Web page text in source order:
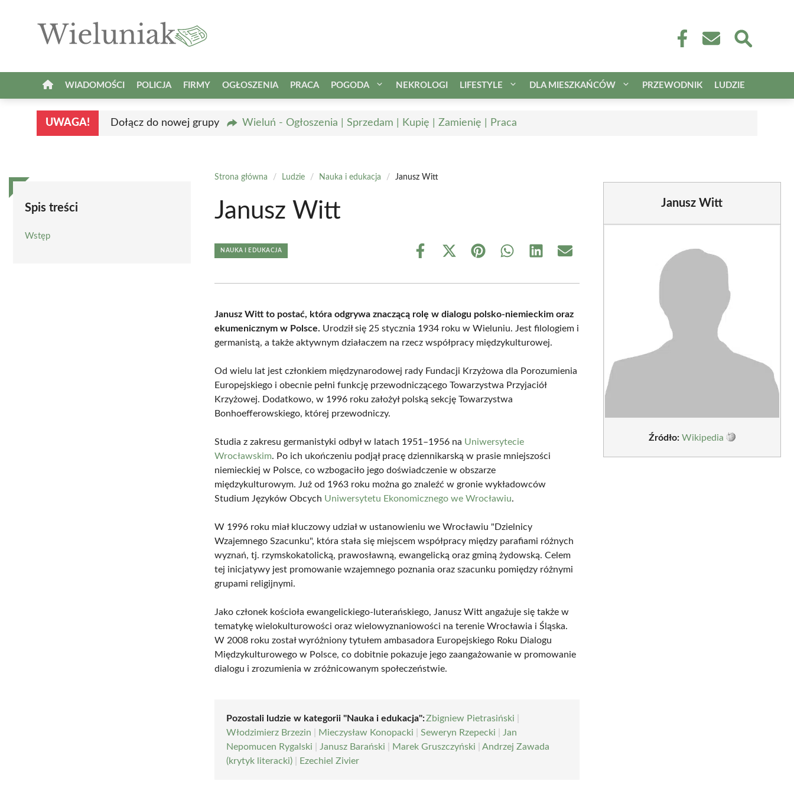
WIADOMOŚCI POLICJA FIRMY OGŁOSZENIA PRACA POGODA NEKROLOGI LIFESTYLE DLA MIESZKAŃCÓW PRZEWODNIK LUDZIE
UWAGA! Dołącz do nowej grupy Wieluń - Ogłoszenia | Sprzedam | Kupię | Zamienię | Praca
Spis treści
Wstęp
Strona główna / Ludzie / Nauka i edukacja / Janusz Witt
Janusz Witt
NAUKA I EDUKACJA
Share
Share
(Twitter)
Share Share Share Share
Janusz Witt to postać, która odgrywa znaczącą rolę w dialogu polsko-niemieckim oraz
ekumenicznym w Polsce. Urodził się 25 stycznia 1934 roku w Wieluniu. Jest filologiem i
germanistą, a także aktywnym działaczem na rzecz współpracy międzykulturowej.
Od wielu lat jest członkiem międzynarodowej rady Fundacji Krzyżowa dla Porozumienia
Europejskiego i obecnie pełni funkcję przewodniczącego Towarzystwa Przyjaciół
Krzyżowej. Dodatkowo, w 1996 roku założył polską sekcję Towarzystwa
Bonhoefferowskiego, której przewodniczy.
Studia z zakresu germanistyki odbył w latach 1951–1956 na Uniwersytecie
Wrocławskim. Po ich ukończeniu podjął pracę dziennikarską w prasie mniejszości
niemieckiej w Polsce, co wzbogaciło jego doświadczenie w obszarze
międzykulturowym. Już od 1963 roku można go znaleźć w gronie wykładowców
Studium Języków Obcych Uniwersytetu Ekonomicznego we Wrocławiu.
W 1996 roku miał kluczowy udział w ustanowieniu we Wrocławiu "Dzielnicy
Wzajemnego Szacunku", która stała się miejscem współpracy między parafiami różnych
wyznań, tj. rzymskokatolicką, prawosławną, ewangelicką oraz gminą żydowską. Celem
tej inicjatywy jest promowanie wzajemnego poznania oraz szacunku pomiędzy różnymi
grupami religijnymi.
Jako członek kościoła ewangelickiego-luterańskiego, Janusz Witt angażuje się także w
tematykę wielokulturowości oraz wielowyznaniowości na terenie Wrocławia i Śląska.
W 2008 roku został wyróżniony tytułem ambasadora Europejskiego Roku Dialogu
Międzykulturowego w Polsce, co dobitnie pokazuje jego zaangażowanie w promowanie
dialogu i zrozumienia w zróżnicowanym społeczeństwie.
Pozostali ludzie w kategorii "Nauka i edukacja":Zbigniew Pietrasiński
Włodzimierz Brzezin
Mieczysław Konopacki |Seweryn Rzepecki
Jan
Nepomucen Rygalski
Janusz Barański Marek Gruszczyński |Andrzej Zawada
(krytyk literacki)
Ezechiel Zivier
Janusz Witt
Źródło: Wikipedia